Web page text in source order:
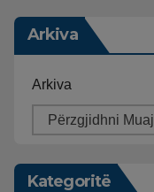
Arkiva
Arkiva
Kategoritë